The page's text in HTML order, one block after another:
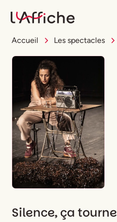
Accueil Les spectacles
Silence, ça tourne